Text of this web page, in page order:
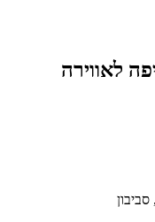
לאווירה